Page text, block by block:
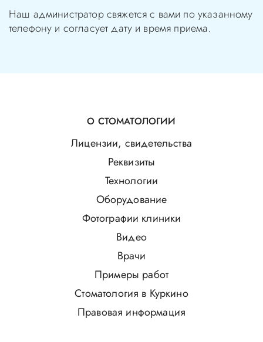
Наш администратор свяжется с вами по указанному
телефону и согласует дату и время приема.
О СТОМАТОЛОГИИ
Лицензии, свидетельства
Реквизиты
Технологии
Оборудование
Фотографии клиники
Видео
Врачи
Примеры работ
Стоматология в Куркино
Правовая информация